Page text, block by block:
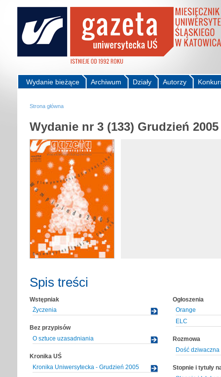
Autorzy
Działy
Archiwum
Wydanie bieżące
Strona główna
Wydanie nr 3 (133) Grudzień 2005
Spis treści
Wstępniak
Życzenia
Bez przypisów
O sztuce uzasadniania
Kronika UŚ
Kronika Uniwersytecka - Grudzień 2005
Ogłoszenia
Orange
ELC
Rozmowa
Dość dziwaczna
Stopnie i tytuły